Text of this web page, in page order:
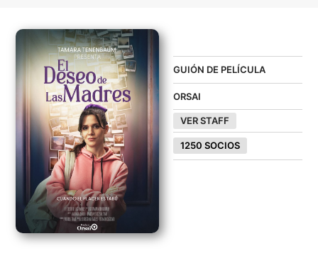
GUIÓN DE PELÍCULA
ORSAI
VER STAFF
1250 SOCIOS